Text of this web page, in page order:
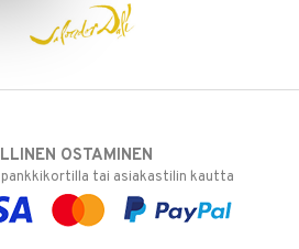
OSTAMINEN
pankkikortilla tai asiakastilin kautta